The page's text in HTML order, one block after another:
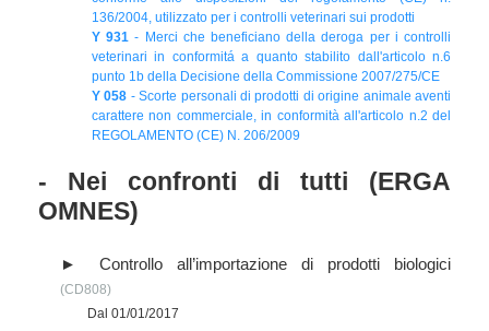
136/2004, utilizzato per i controlli veterinari sui prodotti
Y 931 - Merci che beneficiano della deroga per i controlli
veterinari in conformitá a quanto stabilito dall'articolo n.6
punto 1b della Decisione della Commissione 2007/275/CE
Y 058 - Scorte personali di prodotti di origine animale aventi
carattere non commerciale, in conformità all'articolo n.2 del
REGOLAMENTO (CE) N. 206/2009
- Nei confronti di tutti (ERGA
OMNES)
Controllo all’importazione di prodotti biologici
(CD808)
Dal 01/01/2017